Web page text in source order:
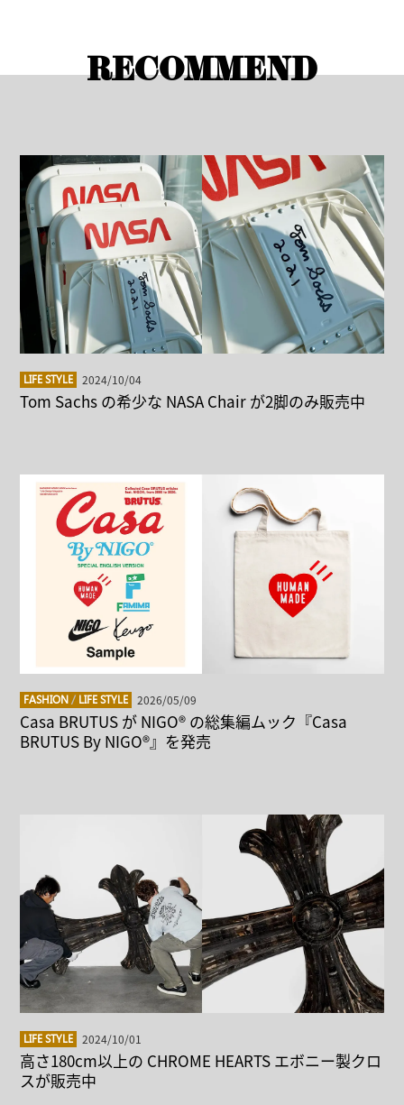
RECOMMEND
LIFE STYLE 2024/10/04
Tom Sachs の希少な NASA Chair が2脚のみ販売中
FASHION / LIFE STYLE 2026/05/09
Casa BRUTUS が NIGO® の総集編ムック『Casa
BRUTUS By NIGO®』を発売
LIFE STYLE 2024/10/01
高さ180cm以上の CHROME HEARTS エボニー製クロ
スが販売中